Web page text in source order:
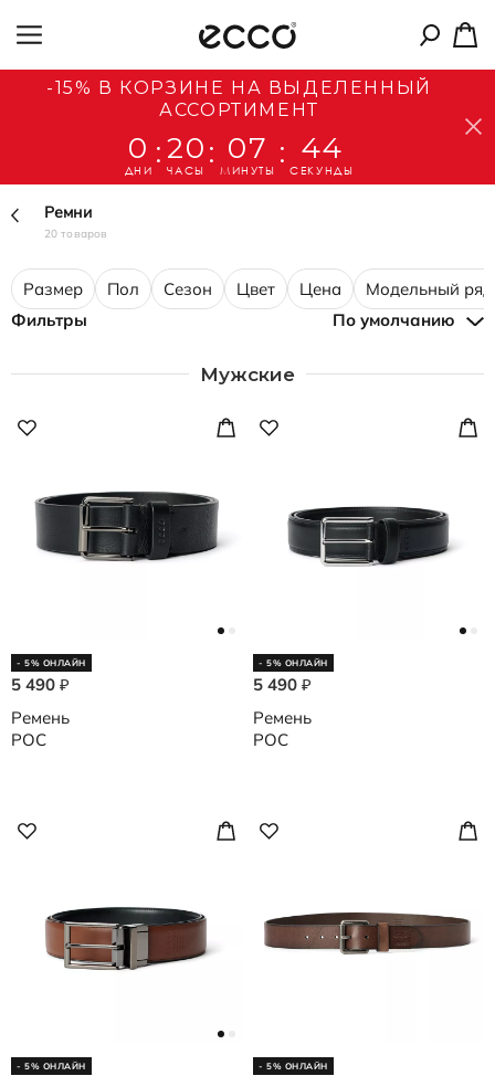
-15% В КОРЗИНЕ НА ВЫДЕЛЕННЫЙ
АССОРТИМЕНТ
0
ДНИ
:20
ЧАСЫ
: 07
МИНУТЫ
: 43
СЕКУНДЫ
Ремни
20 товаров
Размер Пол Сезон Цвет Цена
Модельный ряд
Фильтры
По умолчанию
Мужские
- 5% ОНЛАЙН
5 490 ₽
Ремень
POC
- 5% ОНЛАЙН
5 490 ₽
Ремень
POC
- 5% ОНЛАЙН - 5% ОНЛАЙН